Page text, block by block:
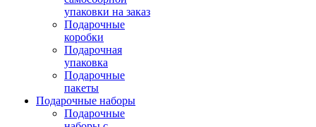
упаковки на заказ
Подарочные
коробки
Подарочная
упаковка
Подарочные
пакеты
Подарочные наборы
Подарочные